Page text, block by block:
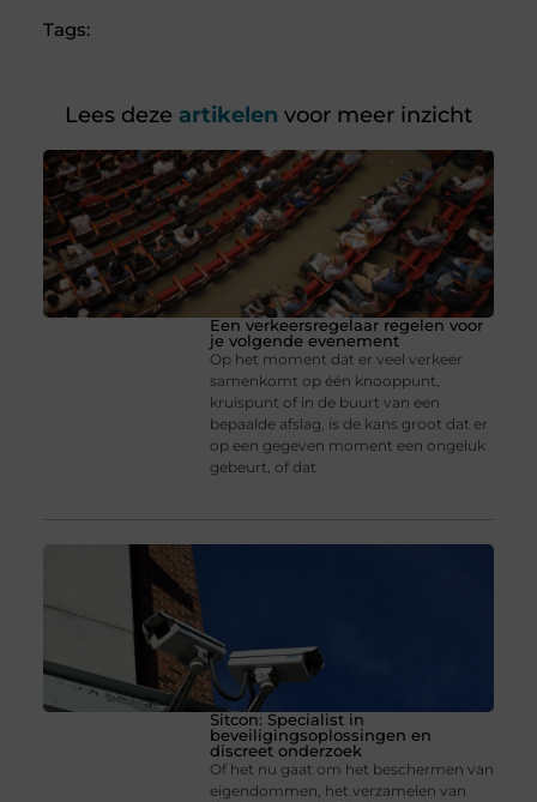
Tags:
Lees deze artikelen voor meer inzicht
Een verkeersregelaar regelen voor
je volgende evenement
Op het moment dat er veel verkeer
samenkomt op één knooppunt,
kruispunt of in de buurt van een
bepaalde afslag, is de kans groot dat er
op een gegeven moment een ongeluk
gebeurt, of dat
Sitcon: Specialist in
beveiligingsoplossingen en
discreet onderzoek
Of het nu gaat om het beschermen van
eigendommen, het verzamelen van